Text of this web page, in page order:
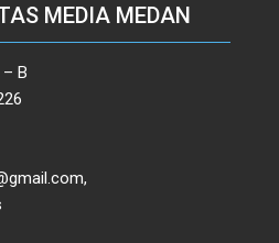
MEDIA MEDAN
B